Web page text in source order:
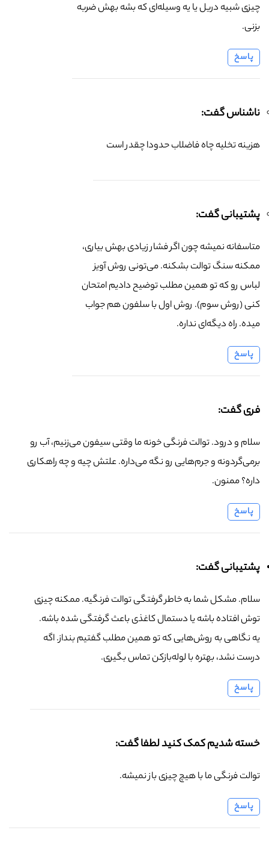
چیزی شبیه دریل یا یه وسیله‌ای که بشه بهش ضربه
بزنی.
پاسخ
ناشناس گفت:
هزینه تخلیه چاه فاضلاب حدودا چقدر است
پشتیبانی گفت:
متاسفانه نمیشه چون اگر فشار زیادی بهش بیاری،
ممکنه سنگ توالت بشکنه. می‌تونی روش آویز
لباس رو که تو همین مطلب توضیح دادیم امتحان
کنی (روش سوم). روش اول با سلفون هم جواب
میده. راه دیگه‌ای نداره.
پاسخ
فری گفت:
سلام و درود. توالت فرنگی خونه ما وقتی سیفون می‌زنیم، آب رو
برمی‌گردونه و جرم‌هایی رو نگه می‌داره. علتش چیه و چه راهکاری
داره؟ ممنون.
پاسخ
پشتیبانی گفت:
سلام. مشکل شما به خاطر گرفتگی توالت فرنگیه. ممکنه چیزی
توش افتاده باشه یا دستمال کاغذی باعث گرفتگی شده باشه.
یه نگاهی به روش‌هایی که تو همین مطلب گفتیم بنداز. اگه
درست نشد، بهتره با لوله‌بازکن تماس بگیری.
پاسخ
خسته شدیم کمک کنید لطفا گفت:
توالت فرنگی ما با هیچ چیزی باز نمیشه.
پاسخ